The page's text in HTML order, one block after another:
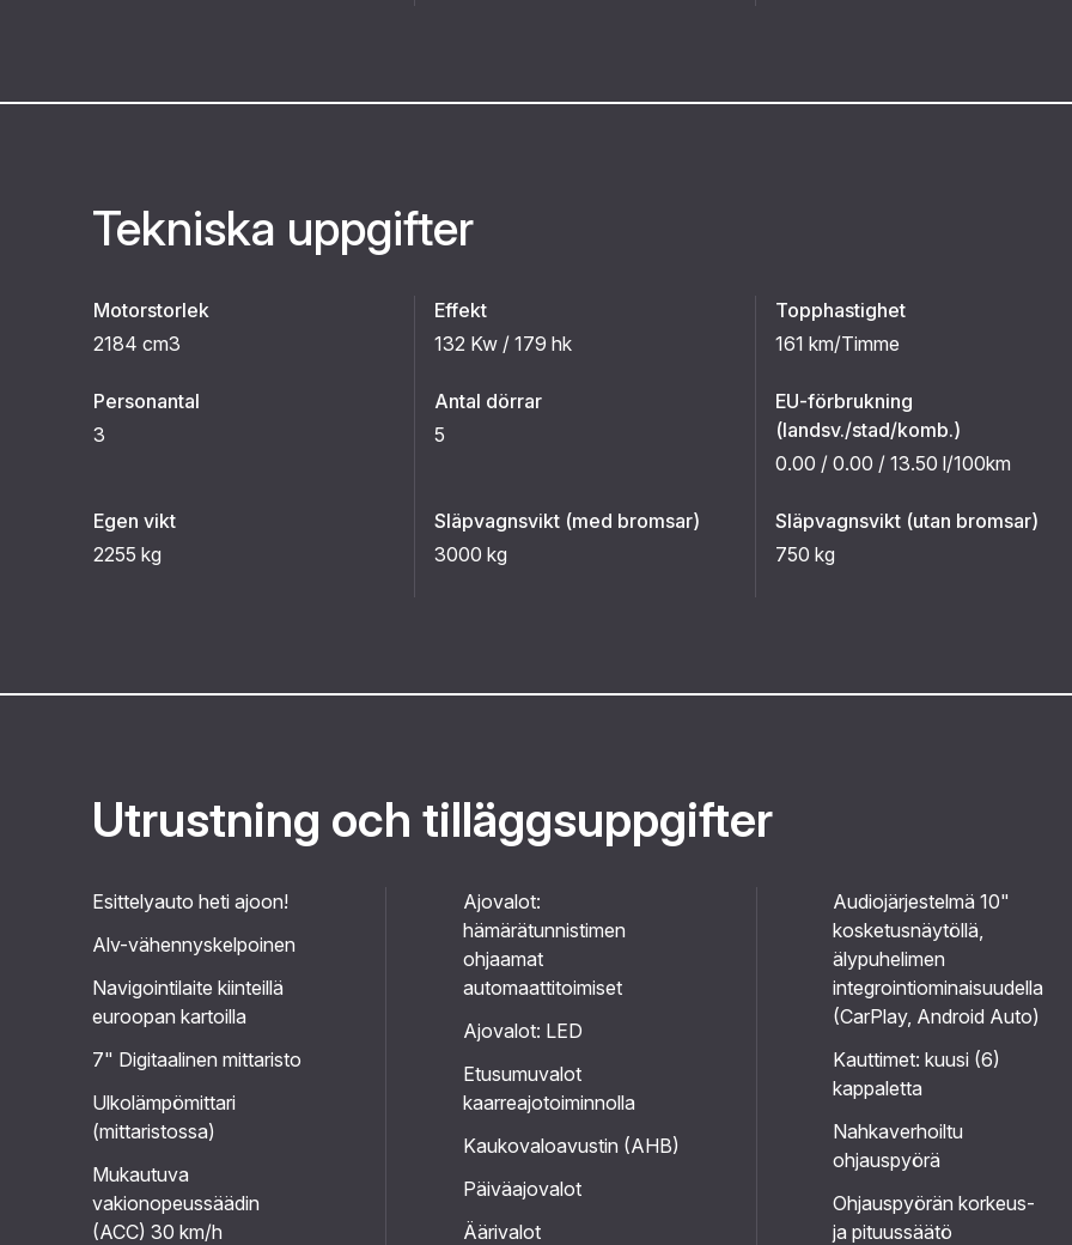
Tekniska uppgifter
Motorstorlek
2184 cm3
Effekt
132 Kw / 179 hk
Topphastighet
161 km/Timme
Personantal
3
Antal dörrar
5
EU-förbrukning
(landsv./stad/komb.)
0.00 / 0.00 / 13.50 l/100km
Egen vikt
2255 kg
Släpvagnsvikt (med bromsar)
3000 kg
Släpvagnsvikt (utan bromsar)
750 kg
Utrustning och tilläggsuppgifter
Esittelyauto heti ajoon!
Alv-vähennyskelpoinen
Navigointilaite kiinteillä
euroopan kartoilla
7" Digitaalinen mittaristo
Ulkolämpömittari
(mittaristossa)
Mukautuva
vakionopeussäädin
(ACC) 30 km/h
Ajovalot:
hämärätunnistimen
ohjaamat
automaattitoimiset
Ajovalot: LED
Etusumuvalot
kaarreajotoiminnolla
Kaukovaloavustin (AHB)
Päiväajovalot
Äärivalot
Audiojärjestelmä 10"
kosketusnäytöllä,
älypuhelimen
integrointiominaisuudella
(CarPlay, Android Auto)
Kauttimet: kuusi (6)
kappaletta
Nahkaverhoiltu
ohjauspyörä
Ohjauspyörän korkeus-
ja pituussäätö